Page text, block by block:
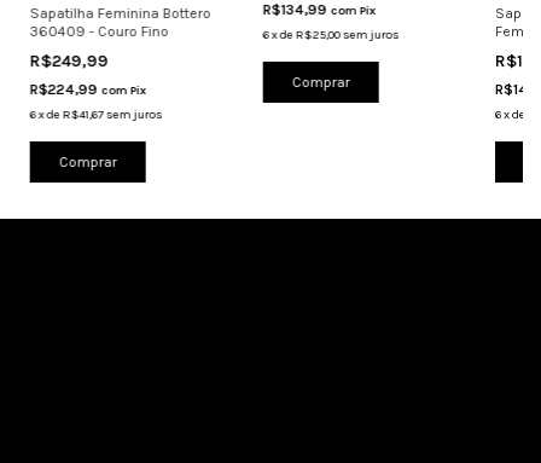
Sapatilha Feminina Bottero
360409 - Couro Fino
R$249,99
R$224,99 com Pix
6xdeR$41,67sem juros
Comprar
R$134,99 com Pix
6xdeR$25,00 sem juros
Comprar
6xde